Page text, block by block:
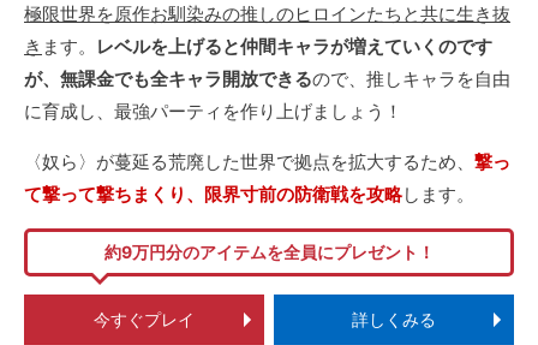
極限世界を原作お馴染みの推しのヒロインたちと共に生き抜
き ます。
レベルを上げると仲間キャラが増えていくのです
が、無課金でも全キャラ開放できるので、推しキャラを自由
に育成し、最強パーティを作り上げましょう！
〈奴ら〉が蔓延る荒廃した世界で拠点を拡大するため、 撃っ
て撃って撃ちまくり、限界寸前の防衛戦を攻略します。
約9万円分のアイテムを全員にプレゼント！
今すぐプレイ 詳しくみる